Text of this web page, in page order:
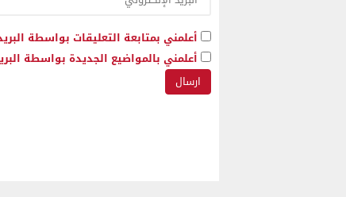
أعلمني بمتابعة التعليقات بواسطة
أعلمني بالمواضيع الجديدة بواسطة